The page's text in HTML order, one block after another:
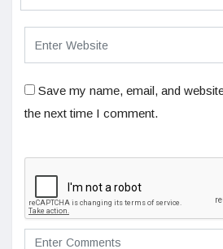
Save my name, email, and
the next time I comment.